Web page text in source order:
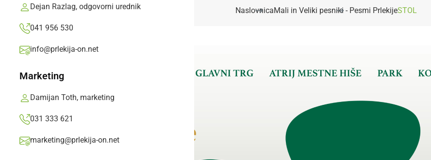
Dejan Razlag, odgovorni urednik
041 956 530
info@prlekija-on.net
Marketing
Damijan Toth, marketing
031 333 621
marketing@prlekija-on.net
NaslovnicaMali in Veliki pesniki - Pesmi PrlekijeSTOL